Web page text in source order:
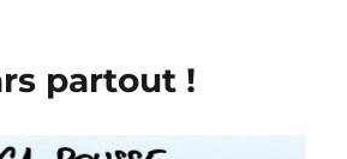
partout !